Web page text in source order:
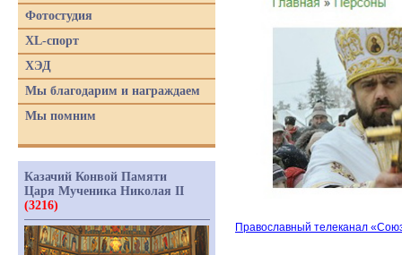
Православный телеканал
Фотостудия
XL-спорт
ХЭД
Мы благодарим и награждаем
Мы помним
Казачий Конвой Памяти
Царя Мученика Николая II
(3216)